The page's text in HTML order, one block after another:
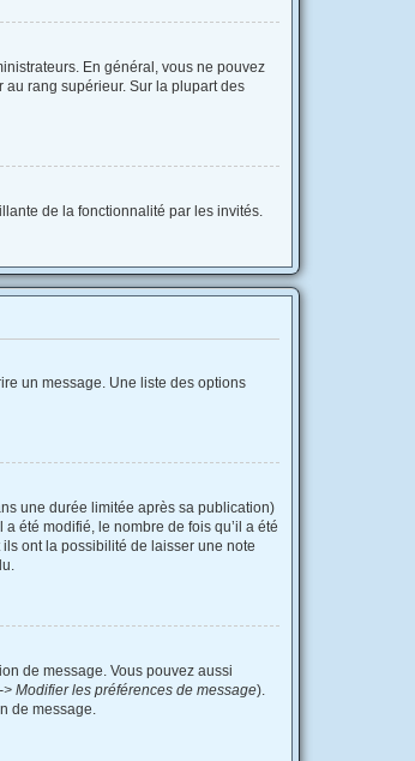
En général, vous ne pouvez
au rang supérieur. Sur la plupart des
de la fonctionnalité par les invités.
un message. Une liste des options
une durée limitée après sa publication)
été modifié, le nombre de fois qu’il a été
ont la possibilité de laisser une note
de message. Vous pouvez aussi
Modifier les préférences de message).
de message.